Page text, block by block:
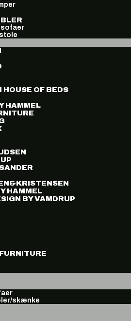
sofaer
HOUSE OF BEDS
HAMMEL
HAMMEL
BY VAMDRUP
skænke